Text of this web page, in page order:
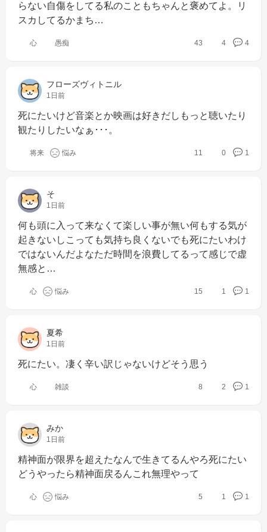
らない自傷をしてる私のこともちゃんと褒めてよ。リ
スカしてるかまち…
心 愚痴 43 4 4
フローズヴィトニル
1日前
死にたいけど音楽とか映画は好きだしもっと聴いたり
観たりしたいなぁ･･･。
将来 悩み 11 0 1
そ
1日前
何も頭に入って来なくて楽しい事が無い何もする気が
起きないしこっても気持ち良くないでも死にたいわけ
ではないんだよなただ時間を浪費してるって感じで虚
無感と…
心 悩み 15 1 1
夏希
1日前
死にたい。凄く辛い訳じゃないけどそう思う
心 雑談 8 2 1
みか
1日前
精神面が限界を超えたなんで生きてるんやろ死にたい
どうやったら精神面戻るんこれ無理やって
心 悩み 5 1 1